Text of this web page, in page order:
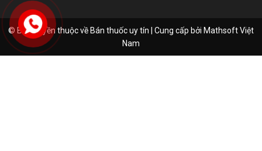
© Bản quyền thuộc về Bán thuốc uy tín | Cung cấp bởi Mathsoft Việt
Nam